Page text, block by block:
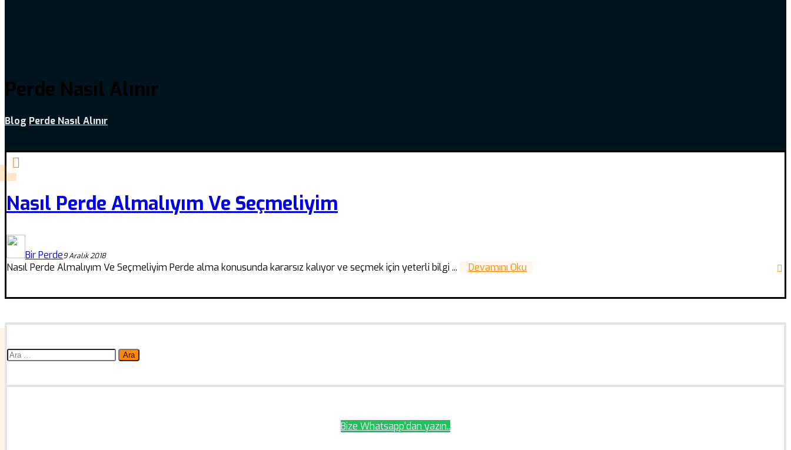
Perde Nasıl Alınır
Blog Perde Nasıl Alınır
Nasıl Perde Almalıyım Ve Seçmeliyim
Bir Perde9 Aralık 2018
Nasıl Perde Almalıyım Ve Seçmeliyim Perde alma konusunda kararsız kalıyor ve seçmek için yeterli bilgi ... Devamını Oku
Arama:
Bize Whatsapp'dan yazın..